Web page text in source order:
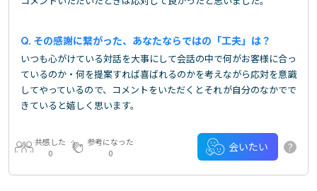
その感謝に繋がった、あなたならではの「工夫」は？
いつも心がけている対話を大事にして会話の中で何がお客様に合っ
ているのか・何を提案すれば喜ばれるのかを考えながら応対を意識
してやっているので、コメントをいただくとそれが自分のなかでで
きていると嬉しく思います。
共感した
0
参考になった
0
会いたい ?